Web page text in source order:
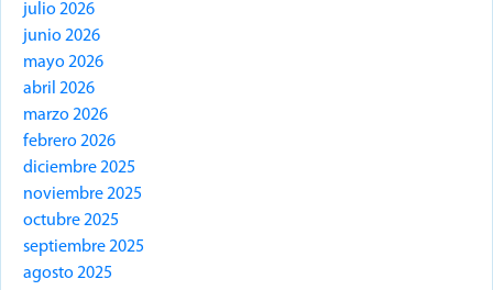
julio 2026
junio 2026
mayo 2026
abril 2026
marzo 2026
febrero 2026
diciembre 2025
noviembre 2025
octubre 2025
septiembre 2025
agosto 2025